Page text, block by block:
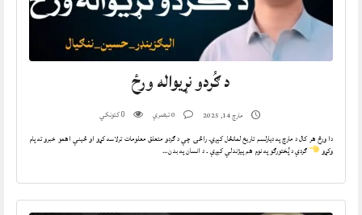
د ګُردو نړیواله ورځ
مارچ 14, 2025 0کتونکي
دا ورځ هر کال د مارچ په دیارلسم تاریخ لمانځل کېږي. راځۍ چې د ګردو متعلق معلومات ترلاسه کړو او ځینې اهمو خبرو ته پام
وکړو
ګردې د پُختورګو په نوم هم پیژندلې کیږې ۔ د انسان په بدن…